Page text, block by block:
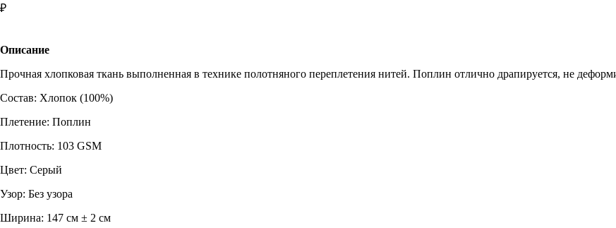
₽
Описание
Прочная хлопковая ткань выполненная в технике полотняного переплетения нитей. Поплин отлично драпируется, не
Состав: Хлопок (100%)
Плетение: Поплин
Плотность: 103 GSM
Цвет: Серый
Узор: Без узора
Ширина: 147 см ± 2 см